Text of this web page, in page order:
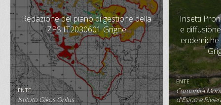
Redazione del piano di gestione della
ZPS IT2030601 Grigne
ENTE
Istituto Oikos Onlus
Redazione del piano di gestione della
ZPS IT2030601 Grigne
BUDGET
77.775 €
CONTRIBUTO
28.500 €
SCHEDA PROGETTO
Insetti
e
ENTE
Comunità
d'Esino e
vegetali
89.800